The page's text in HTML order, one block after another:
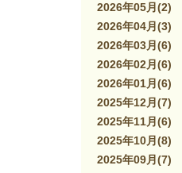
2026年05月 (2)
2026年04月 (3)
2026年03月 (6)
2026年02月 (6)
2026年01月 (6)
2025年12月 (7)
2025年11月 (6)
2025年10月 (8)
2025年09月 (7)